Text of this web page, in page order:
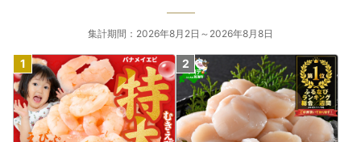
集計期間：2026年8月2日～2026年8月8日